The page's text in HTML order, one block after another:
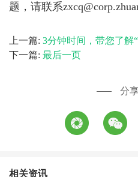
题，请联系
上一篇: 3分钟时间，带您了解“新一线
下一篇: 最后一页
分
相关资讯